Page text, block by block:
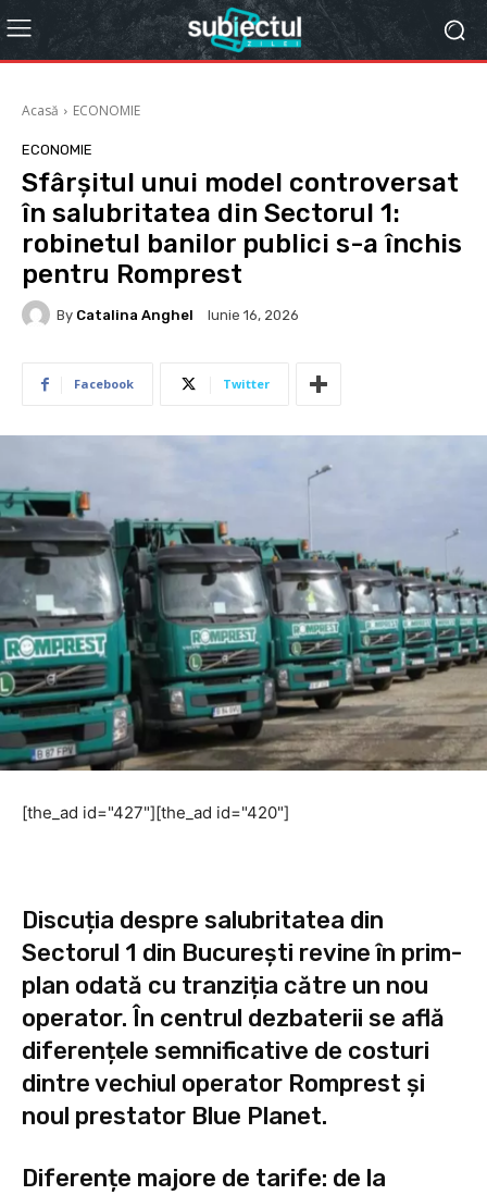
Acasă ECONOMIE
ECONOMIE
Sfârșitul unui model controversat
în salubritatea din Sectorul 1:
robinetul banilor publici s-a închis
pentru Romprest
By Catalina Anghel Iunie 16, 2026
Facebook Twitter
[the_ad id="427"][the_ad id="420"]
Discuția despre salubritatea din
Sectorul 1 din București revine în prim-
plan odată cu tranziția către un nou
operator. În centrul dezbaterii se află
diferențele semnificative de costuri
dintre vechiul operator Romprest și
noul prestator Blue Planet.
Diferențe majore de tarife: de la